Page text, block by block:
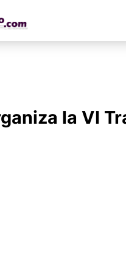
la VI